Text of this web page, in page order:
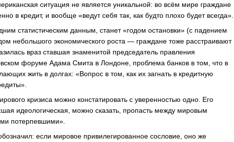
ситуация не является уникальной: во всём мире граждане
в кредит, и вообще «ведут себя так, как будто плохо будет всегда».
статистическим данным, станет «годом остановки» (с падением
небольшого экономического роста — граждане тоже расстраивают
враз ставшая знаменитой председатель правления
форуме Адама Смита в Лондоне, проблема банков в том, что в
жить в долгах: «Вопрос в том, как их загнать в кредитную
кризиса можно констатировать с уверенностью одно. Его
идеологическая, можно сказать, пропасть между мировым
потерпевшими».
если мировое привилегированное сословие, оно же